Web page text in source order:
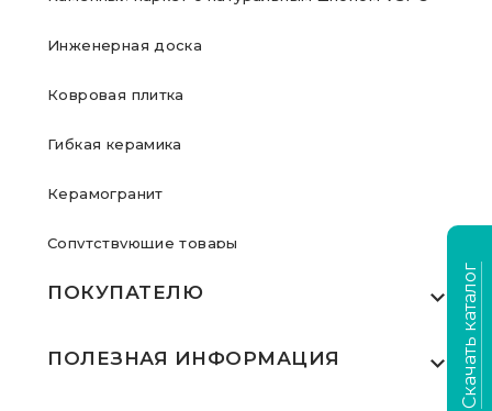
Инженерная доска
Ковровая плитка
Гибкая керамика
Керамогранит
Сопутствующие товары
ПОКУПАТЕЛЮ
Где купить
ПОЛЕЗНАЯ ИНФОРМАЦИЯ Скачать каталог